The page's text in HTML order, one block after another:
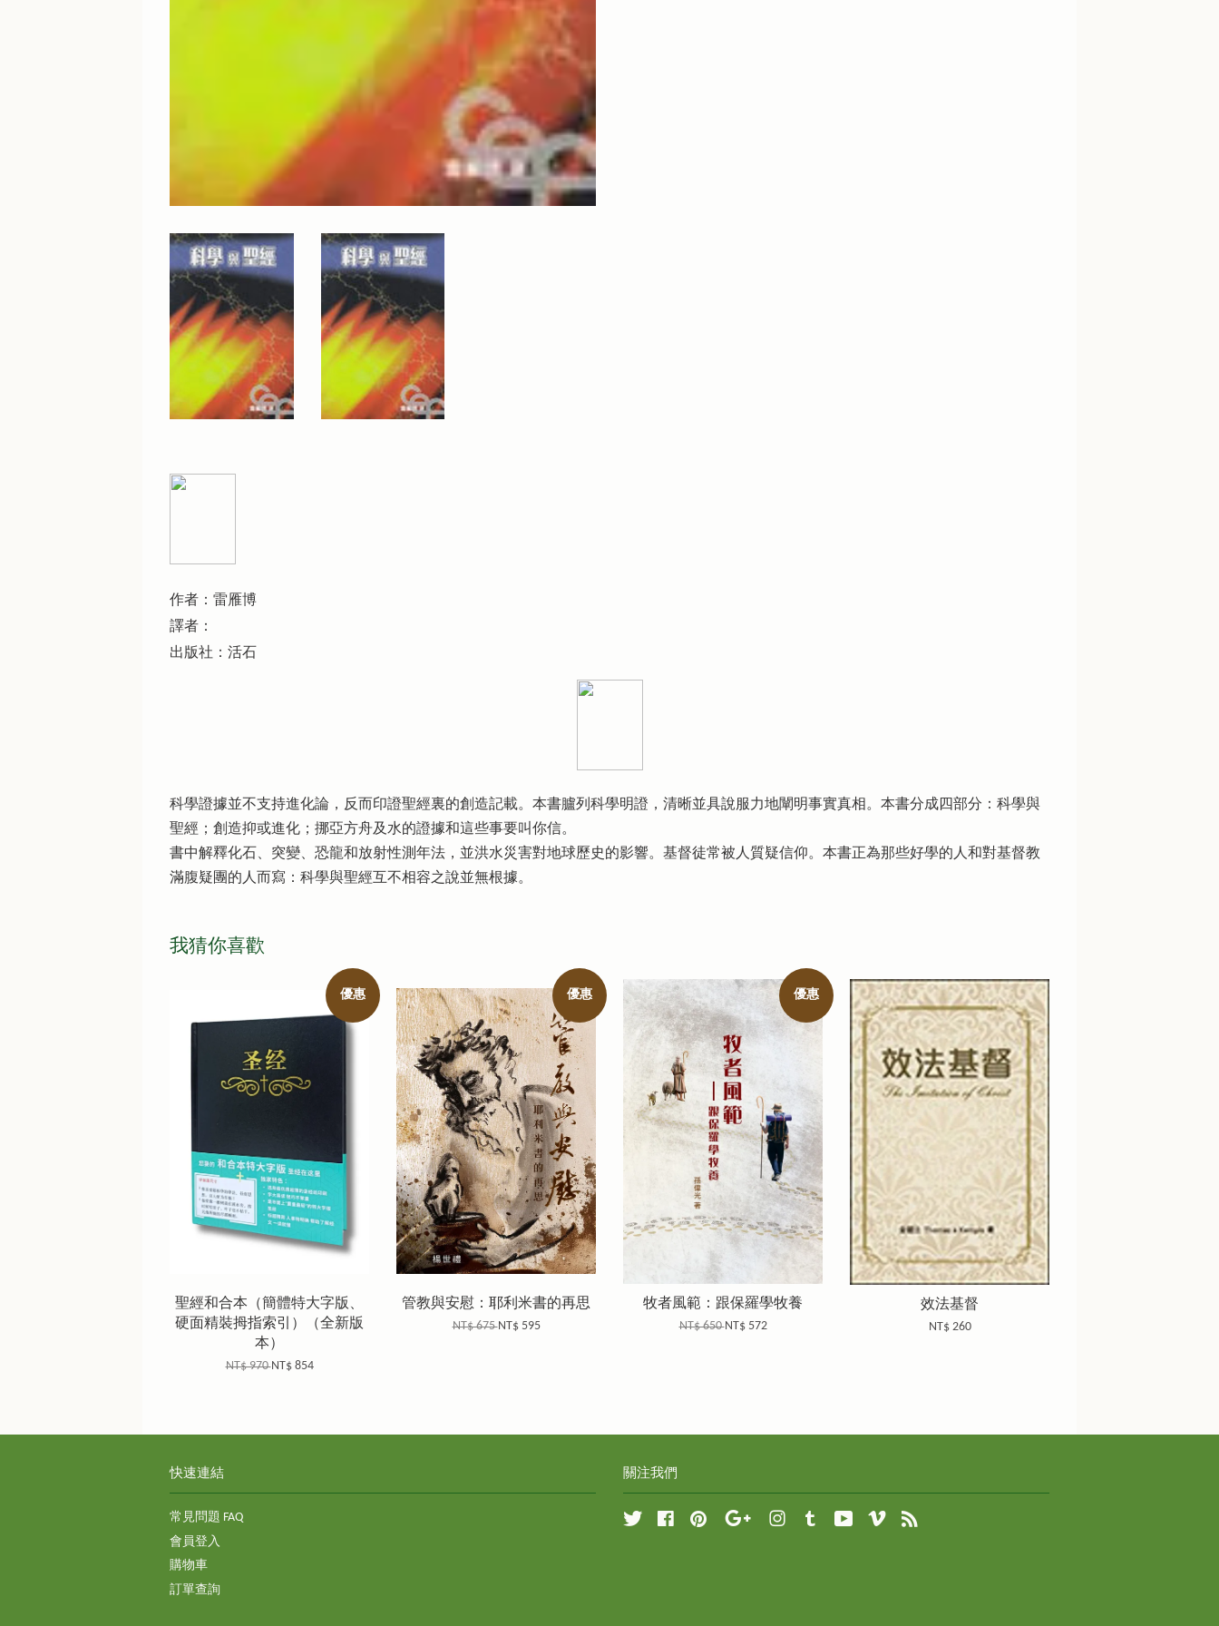
作者：雷雁博
譯者：
出版社：活石
科學證據並不支持進化論，反而印證聖經裏的創造記載。本書臚列科學明證，清晰並具說服力地闡明事實真相。本書分成四部分：科學與
聖經；創造抑或進化；挪亞方舟及水的證據和這些事要叫你信。
書中解釋化石、突變、恐龍和放射性測年法，並洪水災害對地球歷史的影響。基督徒常被人質疑信仰。本書正為那些好學的人和對基督教
滿腹疑團的人而寫：科學與聖經互不相容之說並無根據。
我猜你喜歡
優惠
聖經和合本（簡體特大字版、
硬面精裝拇指索引）（全新版
本）
NT$ 970NT$ 854
優惠
管教與安慰：耶利米書的再思
NT$ 675NT$ 595
優惠
牧者風範：跟保羅學牧養
NT$ 650NT$ 572
效法基督
NT$ 260
快速連結
常見問題 FAQ
會員登入
購物車
訂單查詢
關注我們
Twitter FacebookPinterest Google InstagramTumblr YouTubeVimeo